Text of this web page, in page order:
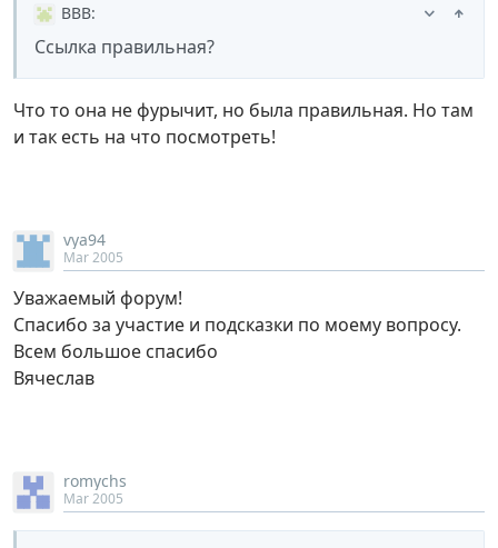
ВВВ:
Ссылка правильная?
Что то она не фурычит, но была правильная. Но там
и так есть на что посмотреть!
vya94
Mar 2005
Уважаемый форум!
Спасибо за участие и подсказки по моему вопросу.
Всем большое спасибо
Вячеслав
romychs
Mar 2005